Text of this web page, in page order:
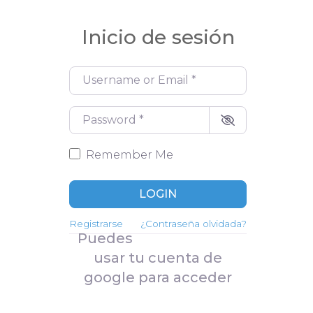
Mi carrito
Registro de nuevo cliente
Perfil de cliente
Inicio de sesión
Username or Email*
Password *
Remember Me
LOGIN
Registrarse ¿Contraseña olvidada?
Puedes
usar tu cuenta de
google para acceder